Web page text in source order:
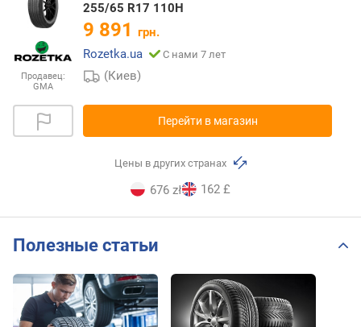
Продавец:
GMA
255/65 R17 110H
9 891 грн.
Rozetka.ua
С нами 7 лет
(Киев)
Перейти в магазин
Цены в других странах
676 zł 162 £
Полезные статьи